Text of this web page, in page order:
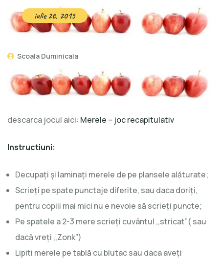
iulie 26, 2015
Scoala Duminicala
descarca jocul aici: Merele – joc recapitulativ
Instructiuni:
Decupaţi şi laminaţi merele de pe plansele alăturate;
Scrieţi pe spate punctaje diferite, sau daca doriţi,
pentru copiii mai mici nu e nevoie să scrieţi puncte;
Pe spatele a 2-3 mere scrieţi cuvântul ,,stricat”( sau
dacă vreţi ,,Zonk”)
Lipiti merele pe tablă cu blutac sau daca aveţi